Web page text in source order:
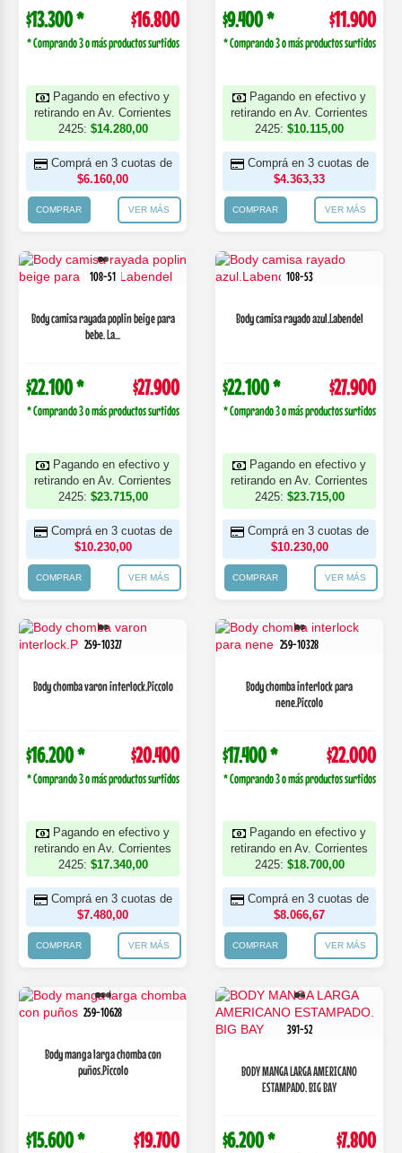
$13.300 * $16.800
* Comprando 3 o más productos surtidos
Pagando en efectivo y
retirando en Av. Corrientes
2425: $14.280,00
Comprá en 3 cuotas de
$6.160,00
COMPRAR VER MÁS
$9.400 * $11.900
* Comprando 3 o más productos surtidos
Pagando en efectivo y
retirando en Av. Corrientes
2425: $10.115,00
Comprá en 3 cuotas de
$4.363,33
COMPRAR VER MÁS
108-51
Body camisa rayada poplin beige para
bebe. La...
$22.100 * $27.900
* Comprando 3 o más productos surtidos
Pagando en efectivo y
retirando en Av. Corrientes
2425: $23.715,00
Comprá en 3 cuotas de
$10.230,00
COMPRAR VER MÁS
108-53
Body camisa rayado azul.Labendel
$22.100 * $27.900
* Comprando 3 o más productos surtidos
Pagando en efectivo y
retirando en Av. Corrientes
2425: $23.715,00
Comprá en 3 cuotas de
$10.230,00
COMPRAR VER MÁS
259-10327
Body chomba varon interlock.Piccolo
$16.200 * $20.400
* Comprando 3 o más productos surtidos
Pagando en efectivo y
retirando en Av. Corrientes
2425: $17.340,00
Comprá en 3 cuotas de
$7.480,00
COMPRAR VER MÁS
259-10328
Body chomba interlock para
nene.Piccolo
$17.400 * $22.000
* Comprando 3 o más productos surtidos
Pagando en efectivo y
retirando en Av. Corrientes
2425: $18.700,00
Comprá en 3 cuotas de
$8.066,67
COMPRAR VER MÁS
259-10628
Body manga larga chomba con
puños.Piccolo
$15.600 * $19.700
391-52
BODY MANGA LARGA AMERICANO
ESTAMPADO. BIG BAY
$6.200 * $7.800